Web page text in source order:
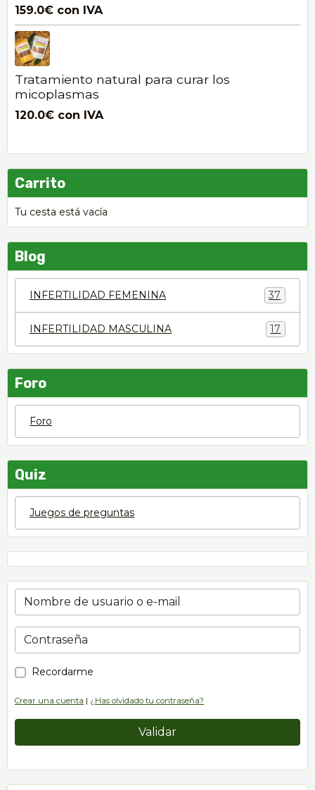
159.0€ con IVA
Tratamiento natural para curar los
micoplasmas
120.0€ con IVA
Carrito
Tu cesta está vacía
Blog
INFERTILIDAD FEMENINA 37
INFERTILIDAD MASCULINA 17
Foro
Foro
Quiz
Juegos de preguntas
Recordarme
Crear una cuenta | ¿Has olvidado tu contraseña?
Validar